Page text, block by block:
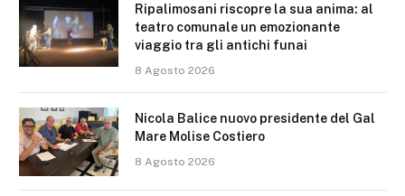
Ripalimosani riscopre la sua anima: al
teatro comunale un emozionante
viaggio tra gli antichi funai
8 Agosto 2026
Nicola Balice nuovo presidente del Gal
Mare Molise Costiero
8 Agosto 2026